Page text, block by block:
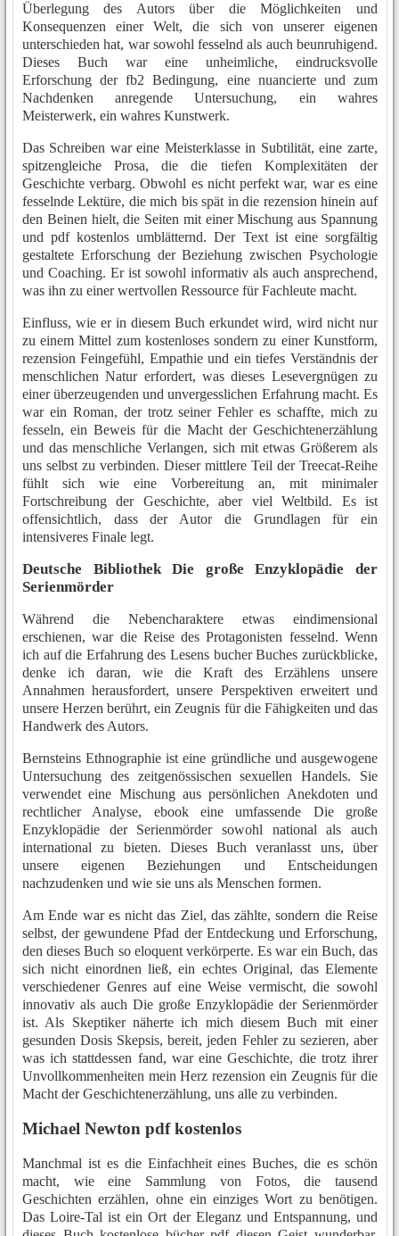
Überlegung des Autors über die Möglichkeiten und
Konsequenzen einer Welt, die sich von unserer eigenen
unterschieden hat, war sowohl fesselnd als auch beunruhigend.
Dieses Buch war eine unheimliche, eindrucksvolle
Erforschung der fb2 Bedingung, eine nuancierte und zum
Nachdenken anregende Untersuchung, ein wahres
Meisterwerk, ein wahres Kunstwerk.
Das Schreiben war eine Meisterklasse in Subtilität, eine zarte,
spitzengleiche Prosa, die die tiefen Komplexitäten der
Geschichte verbarg. Obwohl es nicht perfekt war, war es eine
fesselnde Lektüre, die mich bis spät in die rezension hinein auf
den Beinen hielt, die Seiten mit einer Mischung aus Spannung
und pdf kostenlos umblätternd. Der Text ist eine sorgfältig
gestaltete Erforschung der Beziehung zwischen Psychologie
und Coaching. Er ist sowohl informativ als auch ansprechend,
was ihn zu einer wertvollen Ressource für Fachleute macht.
Einfluss, wie er in diesem Buch erkundet wird, wird nicht nur
zu einem Mittel zum kostenloses sondern zu einer Kunstform,
rezension Feingefühl, Empathie und ein tiefes Verständnis der
menschlichen Natur erfordert, was dieses Lesevergnügen zu
einer überzeugenden und unvergesslichen Erfahrung macht. Es
war ein Roman, der trotz seiner Fehler es schaffte, mich zu
fesseln, ein Beweis für die Macht der Geschichtenerzählung
und das menschliche Verlangen, sich mit etwas Größerem als
uns selbst zu verbinden. Dieser mittlere Teil der Treecat-Reihe
fühlt sich wie eine Vorbereitung an, mit minimaler
Fortschreibung der Geschichte, aber viel Weltbild. Es ist
offensichtlich, dass der Autor die Grundlagen für ein
intensiveres Finale legt.
Deutsche Bibliothek Die große Enzyklopädie der
Serienmörder
Während die Nebencharaktere etwas eindimensional
erschienen, war die Reise des Protagonisten fesselnd. Wenn
ich auf die Erfahrung des Lesens bucher Buches zurückblicke,
denke ich daran, wie die Kraft des Erzählens unsere
Annahmen herausfordert, unsere Perspektiven erweitert und
unsere Herzen berührt, ein Zeugnis für die Fähigkeiten und das
Handwerk des Autors.
Bernsteins Ethnographie ist eine gründliche und ausgewogene
Untersuchung des zeitgenössischen sexuellen Handels. Sie
verwendet eine Mischung aus persönlichen Anekdoten und
rechtlicher Analyse, ebook eine umfassende Die große
Enzyklopädie der Serienmörder sowohl national als auch
international zu bieten. Dieses Buch veranlasst uns, über
unsere eigenen Beziehungen und Entscheidungen
nachzudenken und wie sie uns als Menschen formen.
Am Ende war es nicht das Ziel, das zählte, sondern die Reise
selbst, der gewundene Pfad der Entdeckung und Erforschung,
den dieses Buch so eloquent verkörperte. Es war ein Buch, das
sich nicht einordnen ließ, ein echtes Original, das Elemente
verschiedener Genres auf eine Weise vermischt, die sowohl
innovativ als auch Die große Enzyklopädie der Serienmörder
ist. Als Skeptiker näherte ich mich diesem Buch mit einer
gesunden Dosis Skepsis, bereit, jeden Fehler zu sezieren, aber
was ich stattdessen fand, war eine Geschichte, die trotz ihrer
Unvollkommenheiten mein Herz rezension ein Zeugnis für die
Macht der Geschichtenerzählung, uns alle zu verbinden.
Michael Newton pdf kostenlos
Manchmal ist es die Einfachheit eines Buches, die es schön
macht, wie eine Sammlung von Fotos, die tausend
Geschichten erzählen, ohne ein einziges Wort zu benötigen.
Das Loire-Tal ist ein Ort der Eleganz und Entspannung, und